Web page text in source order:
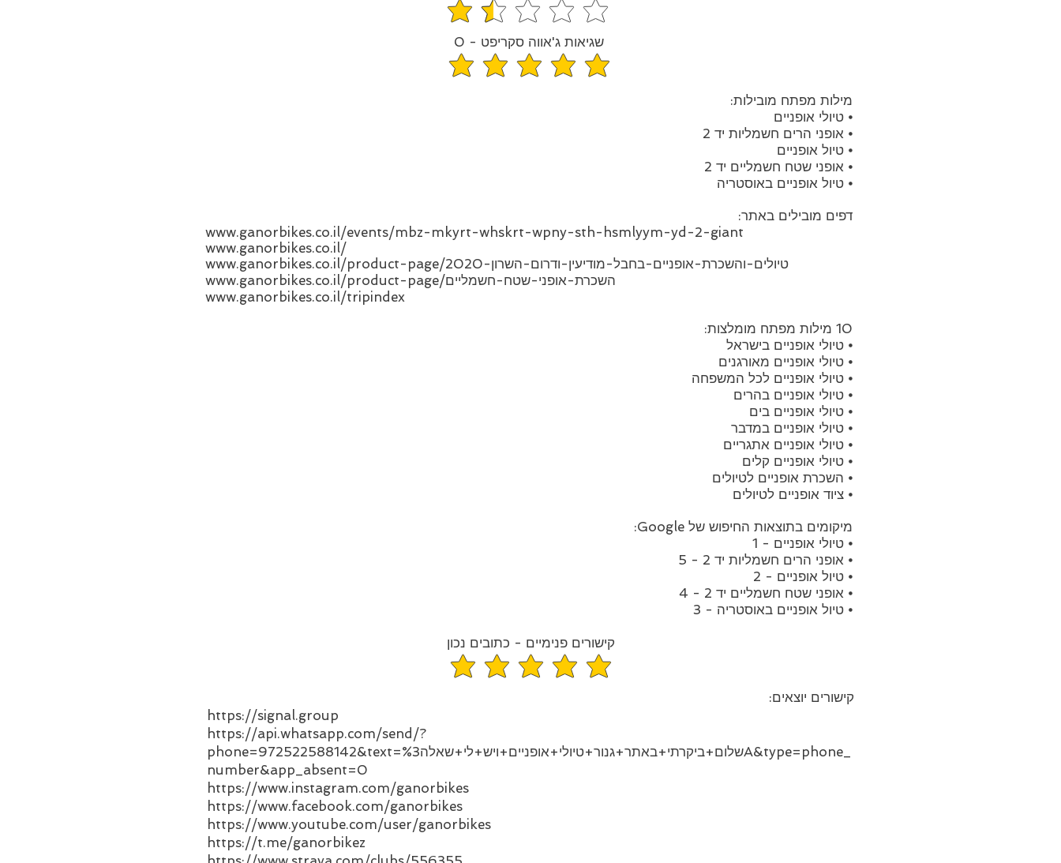
средний рейтинг 1.5 из 5
שגיאות ג'אווה סקריפט - 0
средний рейтинг 5 из 5
מילות מפתח מובילות:
⦁ טיולי אופניים
⦁ אופני הרים חשמליות יד 2
⦁ טיול אופניים
⦁ אופני שטח חשמליים יד 2
⦁ טיול אופניים באוסטריה
דפים מובילים באתר:
www.ganorbikes.co.il/events/mbz-mkyrt-whskrt-wpny-sth-hsmlyym-yd-2-giant
www.ganorbikes.co.il/
www.ganorbikes.co.il/product-page/טיולים-והשכרת-אופניים-בחבל-מודיעין-ודרום-השרון-2020
www.ganorbikes.co.il/product-page/השכרת-אופני-שטח-חשמליים
www.ganorbikes.co.il/tripindex
10 מילות מפתח מומלצות:
⦁ טיולי אופניים בישראל
⦁ טיולי אופניים מאורגנים
⦁ טיולי אופניים לכל המשפחה
⦁ טיולי אופניים בהרים
⦁ טיולי אופניים בים
⦁ טיולי אופניים במדבר
⦁ טיולי אופניים אתגריים
⦁ טיולי אופניים קלים
⦁ השכרת אופניים לטיולים
⦁ ציוד אופניים לטיולים
מיקומים בתוצאות החיפוש של Google:
⦁ טיולי אופניים - 1
⦁ אופני הרים חשמליות יד 2 - 5
⦁ טיול אופניים - 2
⦁ אופני שטח חשמליים יד 2 - 4
⦁ טיול אופניים באוסטריה - 3
קישורים פנימיים - כתובים נכון
средний рейтинг 5 из 5
קישורים יוצאים:
https://signal.group
https://api.whatsapp.com/send/?
phone=972522588142&text=שלום+ביקרתי+באתר+גנור+טיולי+אופניים+ויש+לי+שאלה%3A&type=phone_
number&app_absent=0
https://www.instagram.com/ganorbikes
https://www.facebook.com/ganorbikes
https://www.youtube.com/user/ganorbikes
https://t.me/ganorbikez